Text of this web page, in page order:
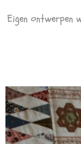
Eigen ontwerpen